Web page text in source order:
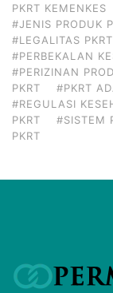
PKRT KEMENKES
#JENIS PRODUK
#LEGALITAS PKRT
#PERBEKALAN
#PERIZINAN
PKRT
#PKRT
#REGULASI
PKRT
#SISTEM
PKRT